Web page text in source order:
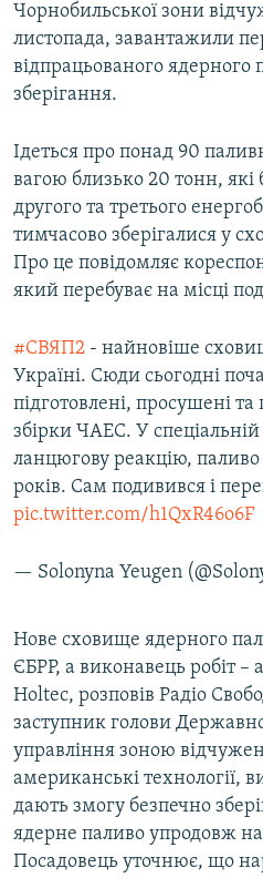
УКР
КТАТ
Усі сайти RFE/RL
Чорнобильської зони
листопада, завантажили
відпрацьованого ядерного
зберігання.
Ідеться про понад 90
вагою близько 20 тонн, які
другого та третього
тимчасово зберігалися у
Про це повідомляє
який перебуває на місці
#СВЯП2 - найновіше
Україні. Сюди сьогодні
підготовлені, просушені та
збірки ЧАЕС. У спеціальній
ланцюгову реакцію,
років. Сам подивився і
pic.twitter.com/h1QxR46o6F
— Solonyna Yeugen
Нове сховище ядерного
ЄБРР, а виконавець робіт
Holtec, розповів Радіо
заступник голови
управління зоною
американські технології,
дають змогу безпечно
ядерне паливо упродовж
Посадовець уточнює, що